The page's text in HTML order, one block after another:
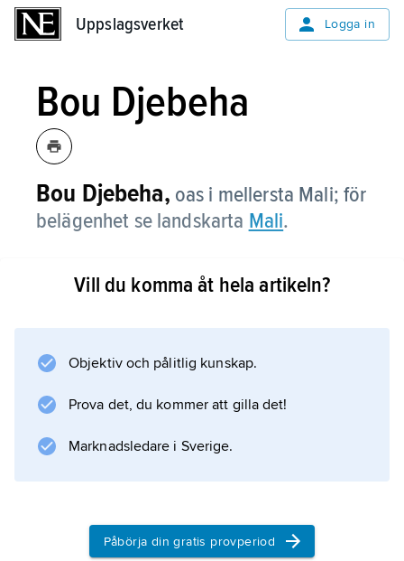
Uppslagsverket Logga in
Bou Djebeha
Bou Djebeha, oas i mellersta Mali; för
belägenhet se landskarta Mali.
Vill du komma åt hela artikeln?
Objektiv och pålitlig kunskap.
Prova det, du kommer att gilla det!
Marknadsledare i Sverige.
Påbörja din gratis provperiod